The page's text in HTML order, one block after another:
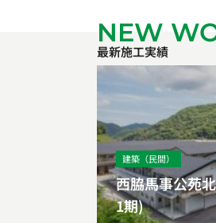
NEW
最新施工実績
建築（民間）
西脇馬事公苑
1期)